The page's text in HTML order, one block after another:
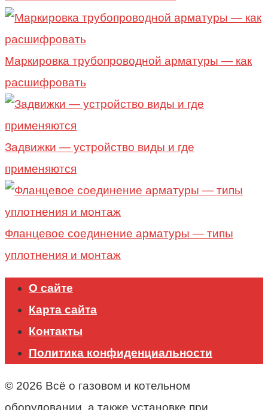
Маркировка трубопроводной арматуры — как
расшифровать
Задвижки — устройство виды и где
применяются
Фланцевое соединение арматуры — типы
уплотнения и монтаж
О сайте
Карта сайта
Контакты
Политика конфиденциальности
© 2026 Всё о газовом и котельном
оборудовании, а также установке при